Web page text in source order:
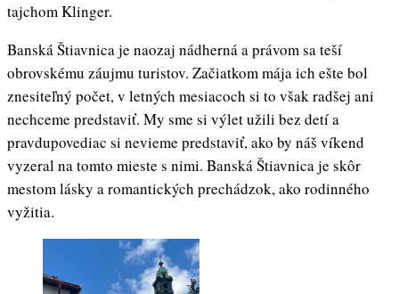
tajchom Klinger.
Banská Štiavnica je naozaj nádherná a právom sa teší
obrovskému záujmu turistov. Začiatkom mája ich ešte bol
znesiteľný počet, v letných mesiacoch si to však radšej ani
nechceme predstaviť. My sme si výlet užili bez detí a
pravdupovediac si nevieme predstaviť, ako by náš víkend
vyzeral na tomto mieste s nimi. Banská Štiavnica je skôr
mestom lásky a romantických prechádzok, ako rodinného
vyžitia.